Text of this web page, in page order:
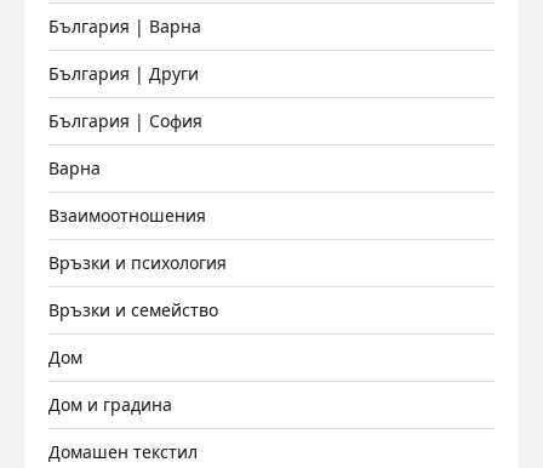
България | Варна
България | Други
България | София
Варна
Взаимоотношения
Връзки и психология
Връзки и семейство
Дом
Дом и градина
Домашен текстил